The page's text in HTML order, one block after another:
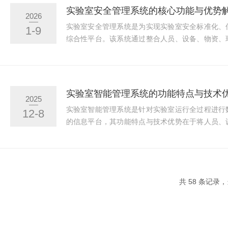
配、实验执行、数据记录、结果审核到报告发布
均关联时间、人员及操作内容，确保检测过程的完
2026
1-9
实验室安全管理系统的核心功能与优势
实验室安全管理系统是为实现实验室安全标准化
综合性平台。该系统通过整合人员、设备、物资
该功能允许实验室建立并维护全面的危险源与风
程，系统可引导用户对新实验项目、新设备、新化
2025
12-8
实验室智能管理系统的功能特点与技术
实验室智能管理系统是针对实验室运行全过程进
的信息平台，其功能特点与技术优势在于将人员
块支持入库、领用、库存预警及过期提醒，减少因
共 58 条记录